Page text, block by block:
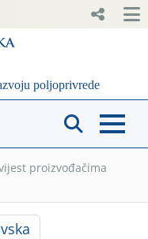
proizvođačima